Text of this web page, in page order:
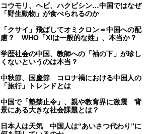
コウモリ、ヘビ、ハクビシン…中国ではなぜ
「野生動物」が食べられるのか
「クサイ」飛ばしてオミクロン＝中国への配
慮？ WHO「XIは一般的な姓」、本当か？
学歴社会の中国、教師への「袖の下」が珍し
くないというのは本当？
中秋節、国慶節 コロナ禍における中国人の
「旅行」トレンドとは
中国で「塾禁止令」、親や教育界に激震 背
景にある大きな社会課題とは？
日本人は天気 中国人は“あいさつ代わり”に